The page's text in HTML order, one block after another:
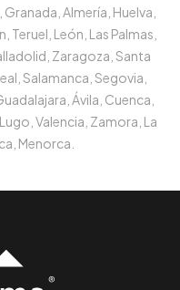
Almería, Huelva,
León, Las Palmas,
Zaragoza, Santa
Salamanca, Segovia,
Ávila, Cuenca,
Valencia, Zamora, La
Menorca.